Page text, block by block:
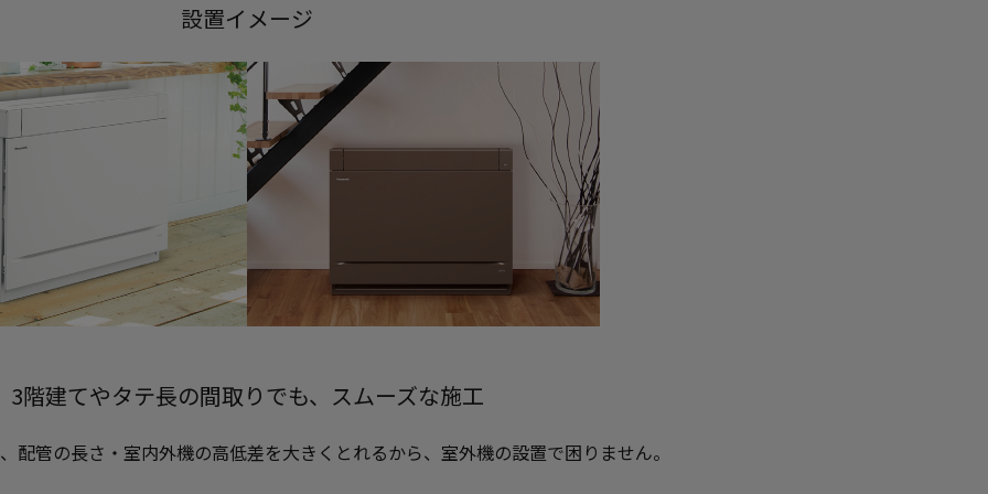
設置イメージ
3階建てやタテ長の間取りでも、スムーズな施工
配管の長さ・室内外機の高低差を大きくとれるから、室外機の設置で困りません。